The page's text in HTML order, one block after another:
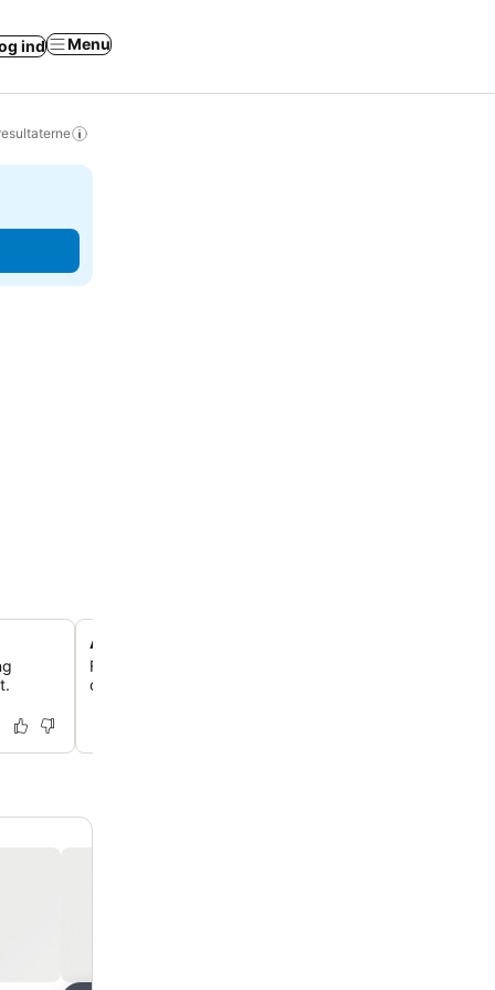
ind Menu
Afslappende spa- og massagebehandlinger
Forkæl dig selv med en mindeværdig oplevelse med
dampbad og spa-behandlinger på stedet for ultimativ